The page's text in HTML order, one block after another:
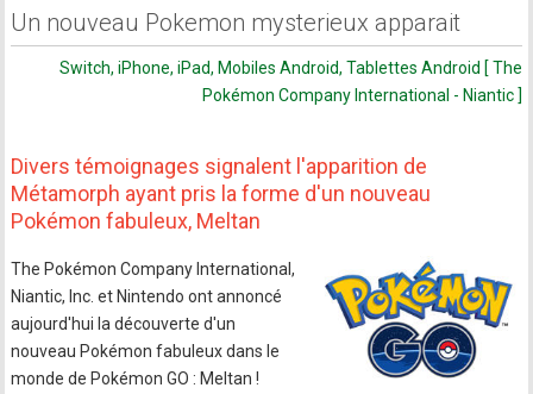
Un nouveau Pokemon mysterieux apparait
Switch, iPhone, iPad, Mobiles Android, Tablettes Android [ The
Pokémon Company International - Niantic ]
Divers témoignages signalent l'apparition de
Métamorph ayant pris la forme d'un nouveau
Pokémon fabuleux, Meltan
The Pokémon Company International,
Niantic, Inc. et Nintendo ont annoncé
aujourd'hui la découverte d'un
nouveau Pokémon fabuleux dans le
monde de Pokémon GO : Meltan !